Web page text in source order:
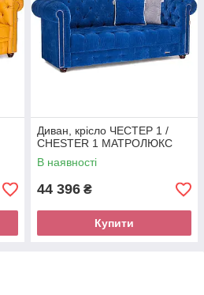
Диван, крісло ЧЕСТЕР 1 /
CHESTER 1 МАТРОЛЮКС
В наявності
44 396 ₴
Купити